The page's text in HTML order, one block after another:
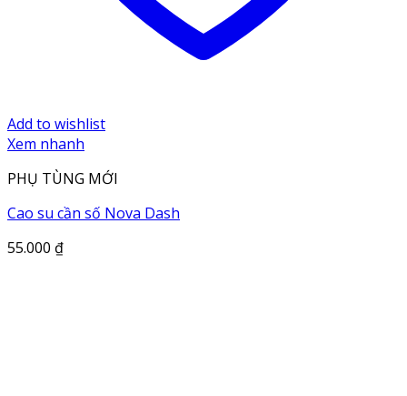
Add to wishlist
Xem nhanh
PHỤ TÙNG MỚI
Cao su cần số Nova Dash
55.000 ₫